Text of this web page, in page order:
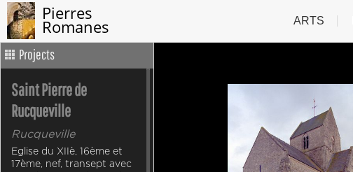
Pierres
Romanes ARTS
Projects
Saint Pierre de
Rucqueville
Rucqueville
Eglise du XIIè, 16ème et
17ème, nef, transept avec